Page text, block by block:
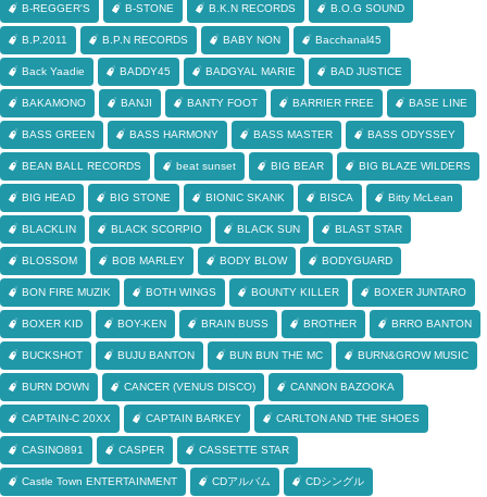
B-REGGER'S B-STONE B.K.N RECORDS B.O.G SOUND
B.P.2011 B.P.N RECORDS BABY NON Bacchanal45
Back Yaadie BADDY45 BADGYAL MARIE BAD JUSTICE
BAKAMONO BANJI BANTY FOOT BARRIER FREE BASE LINE
BASS GREEN BASS HARMONY BASS MASTER BASS ODYSSEY
BEAN BALL RECORDS beat sunset BIG BEAR BIG BLAZE WILDERS
BIG HEAD BIG STONE BIONIC SKANK BISCA Bitty McLean
BLACKLIN BLACK SCORPIO BLACK SUN BLAST STAR
BLOSSOM BOB MARLEY BODY BLOW BODYGUARD
BON FIRE MUZIK BOTH WINGS BOUNTY KILLER BOXER JUNTARO
BOXER KID BOY-KEN BRAIN BUSS BROTHER BRRO BANTON
BUCKSHOT BUJU BANTON BUN BUN THE MC BURN&GROW MUSIC
BURN DOWN CANCER (VENUS DISCO) CANNON BAZOOKA
CAPTAIN-C 20XX CAPTAIN BARKEY CARLTON AND THE SHOES
CASINO891 CASPER CASSETTE STAR
Castle Town ENTERTAINMENT CDアルバム CDシングル